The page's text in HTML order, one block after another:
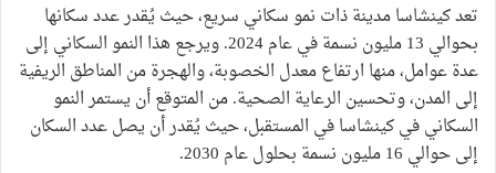
تعد كينشاسا مدينة ذات نمو سكاني سريع، حيث يُقدر عدد سكانها
بحوالي 13 مليون نسمة في عام 2024. ويرجع هذا النمو السكاني إلى
عدة عوامل، منها ارتفاع معدل الخصوبة، والهجرة من المناطق الريفية
إلى المدن، وتحسين الرعاية الصحية. من المتوقع أن يستمر النمو
السكاني في كينشاسا في المستقبل، حيث يُقدر أن يصل عدد السكان
إلى حوالي 16 مليون نسمة بحلول عام 2030.